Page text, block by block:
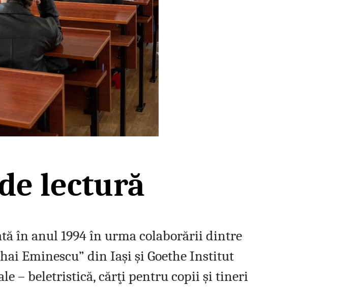
lectură
în anul 1994 în urma colaborării dintre
Eminescu” din Iaşi şi Goethe Institut
– beletristică, cărţi pentru copii şi tineri